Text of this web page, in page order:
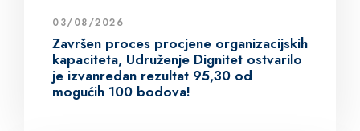
03/08/2026
Završen proces procjene organizacijskih
kapaciteta, Udruženje Dignitet ostvarilo
je izvanredan rezultat 95,30 od
mogućih 100 bodova!